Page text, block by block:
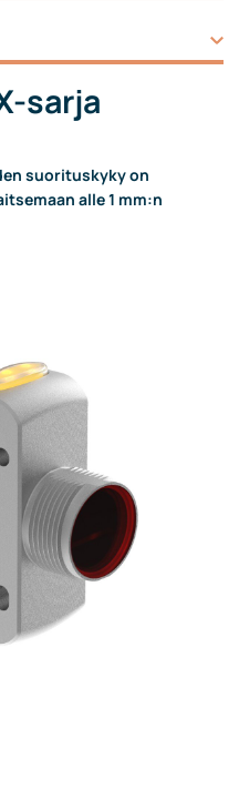
sarja
suorituskyky on
alle 1 mm:n